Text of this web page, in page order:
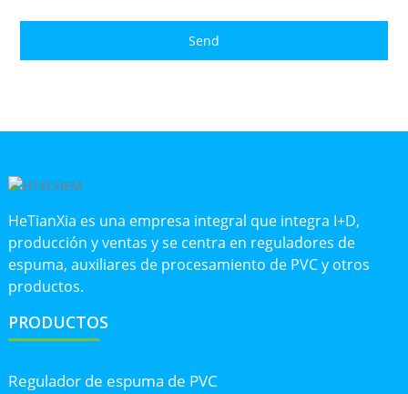
Send
HeTianXia es una empresa integral que integra I+D,
producción y ventas y se centra en reguladores de
espuma, auxiliares de procesamiento de PVC y otros
productos.
PRODUCTOS
Regulador de espuma de PVC